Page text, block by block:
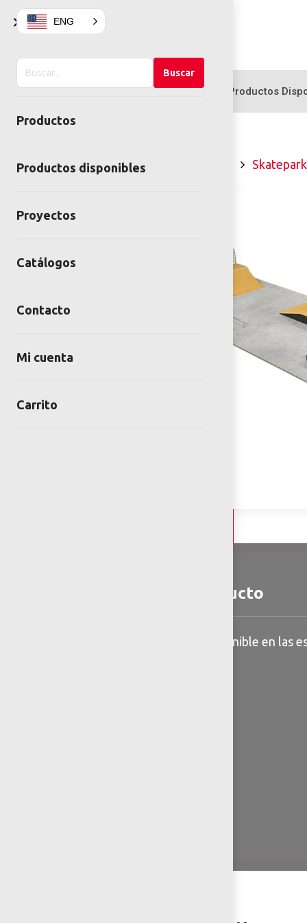
Productos Productos
Home Gimnasios al aire libre
Detalles del producto
Información general disponible en las
You may also like…
×
Buscar
en
Buscar
Productos
Productos disponibles
Proyectos
Catálogos
Contacto
Mi cuenta
Carrito
ENG